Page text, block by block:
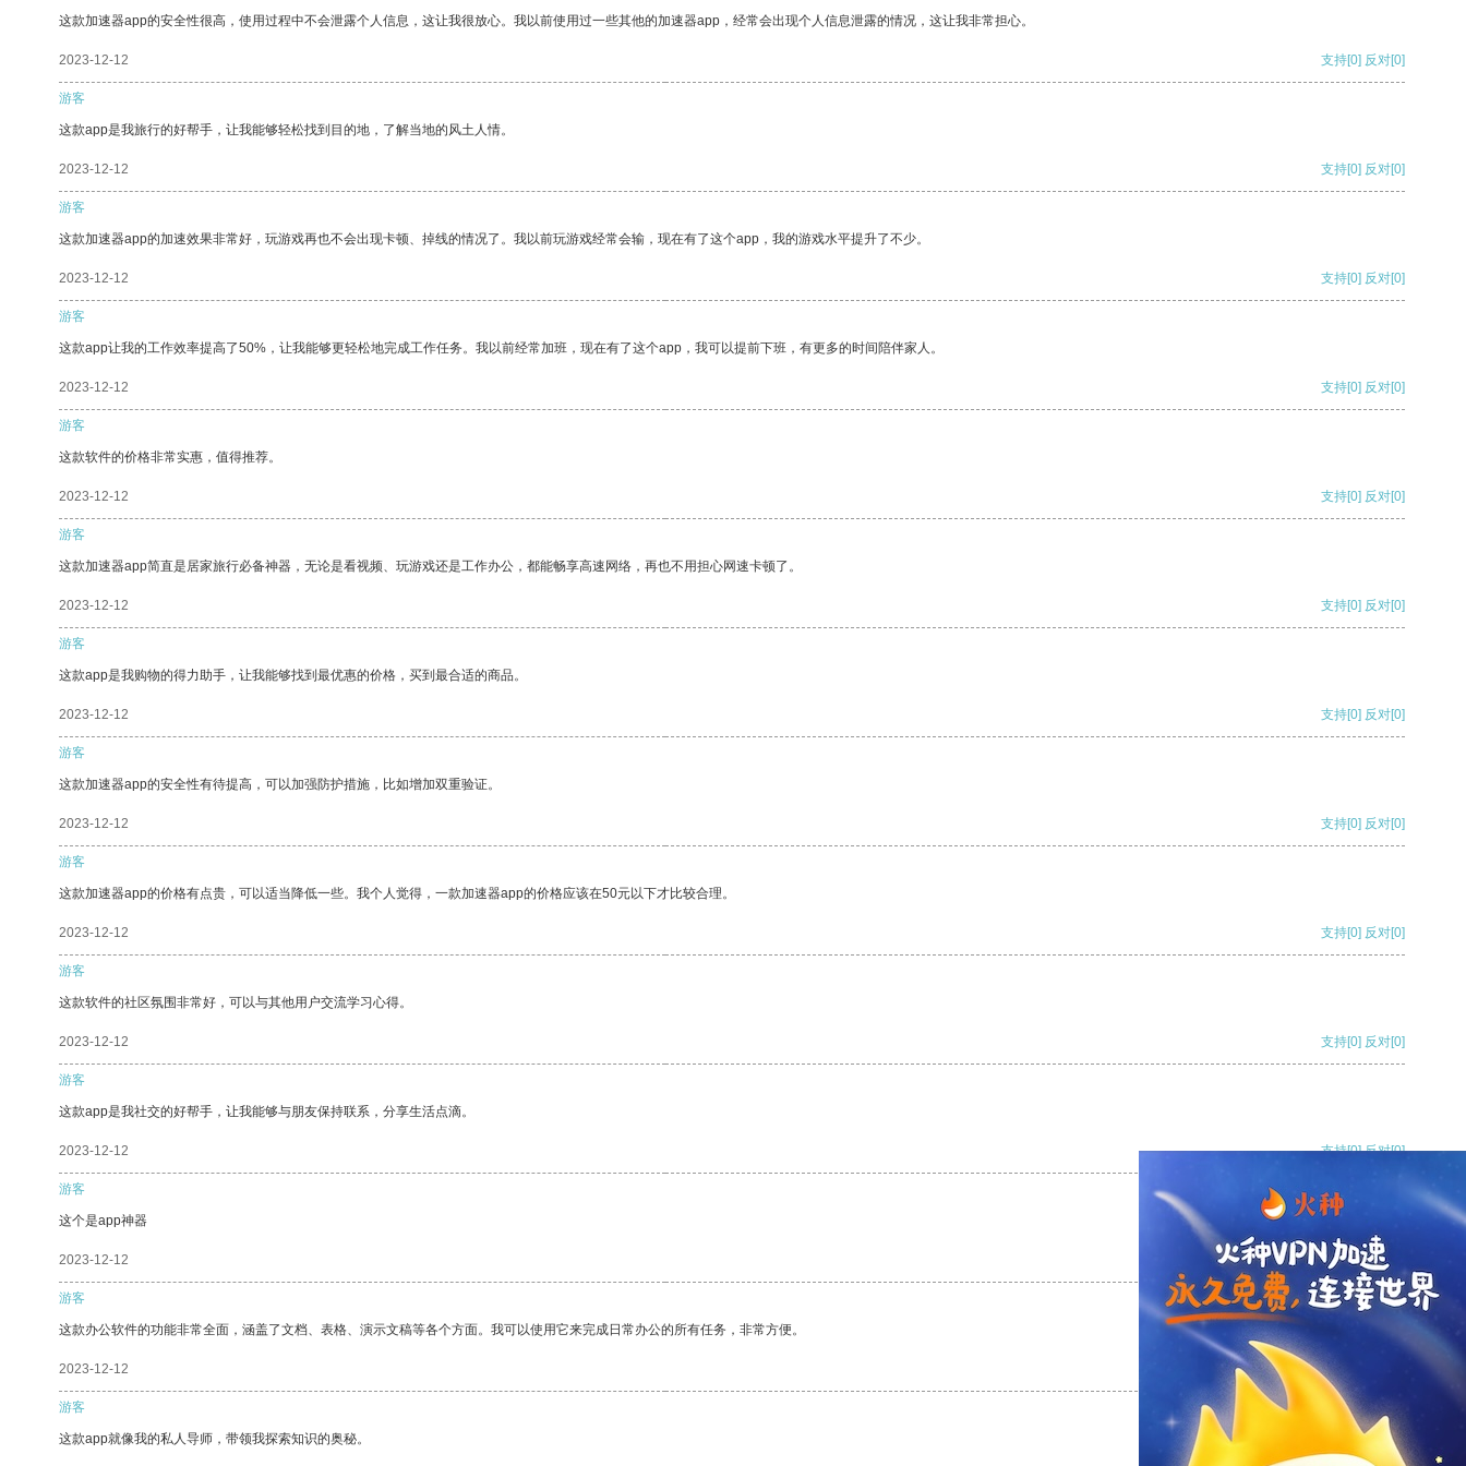
这款加速器app的安全性很高，使用过程中不会泄露个人信息，这让我很放心。我以前使用过一些其他的加速器app，经常会出现个人信息泄露的情况，这让我非常担心。
2023-12-12 支持[0] 反对[0]
游客
这款app是我旅行的好帮手，让我能够轻松找到目的地，了解当地的风土人情。
2023-12-12 支持[0] 反对[0]
游客
这款加速器app的加速效果非常好，玩游戏再也不会出现卡顿、掉线的情况了。我以前玩游戏经常会输，现在有了这个app，我的游戏水平提升了不少。
2023-12-12 支持[0] 反对[0]
游客
这款app让我的工作效率提高了50%，让我能够更轻松地完成工作任务。我以前经常加班，现在有了这个app，我可以提前下班，有更多的时间陪伴家人。
2023-12-12 支持[0] 反对[0]
游客
这款软件的价格非常实惠，值得推荐。
2023-12-12 支持[0] 反对[0]
游客
这款加速器app简直是居家旅行必备神器，无论是看视频、玩游戏还是工作办公，都能畅享高速网络，再也不用担心网速卡顿了。
2023-12-12 支持[0] 反对[0]
游客
这款app是我购物的得力助手，让我能够找到最优惠的价格，买到最合适的商品。
2023-12-12 支持[0] 反对[0]
游客
这款加速器app的安全性有待提高，可以加强防护措施，比如增加双重验证。
2023-12-12 支持[0] 反对[0]
游客
这款加速器app的价格有点贵，可以适当降低一些。我个人觉得，一款加速器app的价格应该在50元以下才比较合理。
2023-12-12 支持[0] 反对[0]
游客
这款软件的社区氛围非常好，可以与其他用户交流学习心得。
2023-12-12 支持[0] 反对[0]
游客
这款app是我社交的好帮手，让我能够与朋友保持联系，分享生活点滴。
2023-12-12 支持[0] 反对[0]
游客
这个是app神器
2023-12-12 支持[0] 反对
游客
这款办公软件的功能非常全面，涵盖了文档、表格、演示文稿等各个方面。我可以使用它来完成日常办公的所有任务，非常方便。
2023-12-12 支持
游客
这款app就像我的私人导师，带领我探索知识的奥秘。